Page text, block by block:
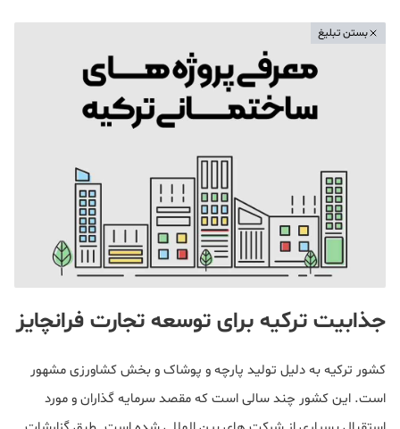
بستن تبلیغ
جذابیت ترکیه برای توسعه تجارت فرانچایز
کشور ترکیه به دلیل تولید پارچه و پوشاک و بخش کشاورزی مشهور
است. این کشور چند سالی است که مقصد سرمایه گذاران و مورد